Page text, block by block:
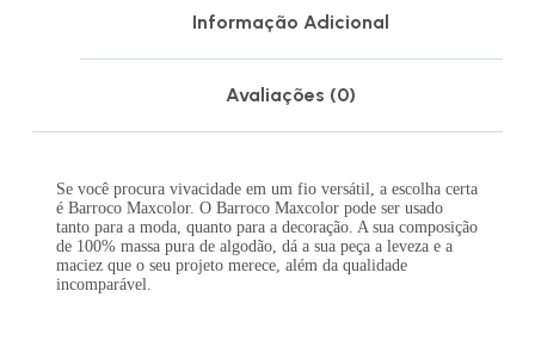
Informação Adicional
Avaliações (0)
Se você procura vivacidade em um fio versátil, a escolha certa
é Barroco Maxcolor. O Barroco Maxcolor pode ser usado
tanto para a moda, quanto para a decoração. A sua composição
de 100% massa pura de algodão, dá a sua peça a leveza e a
maciez que o seu projeto merece, além da qualidade
incomparável.